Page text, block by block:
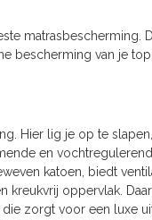
matrasbescherming.
bescherming van je
Hier lig je op te
en
katoen, biedt
oppervlak.
die zorgt voor een luxe